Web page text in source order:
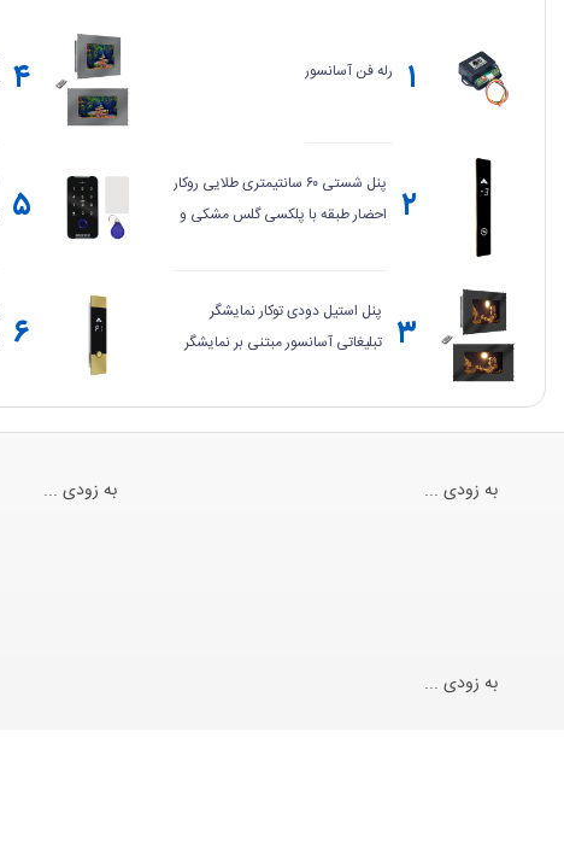
۱ رله فن آسانسور
۲
پنل شستی ۶۰ سانتیمتری طلایی روکار
احضار طبقه با پلکسی گلس مشکی و
سری KT
۳
پنل استیل دودی توکار نمایشگر
تبلیغاتی آسانسور مبتنی بر نمایشگر
موزیک و تصویر مجهز به درگاه USB
برای اتصال فلش و دارای ریموت
۴
۵
۶
به زودی ... به زودی ...
به زودی ...